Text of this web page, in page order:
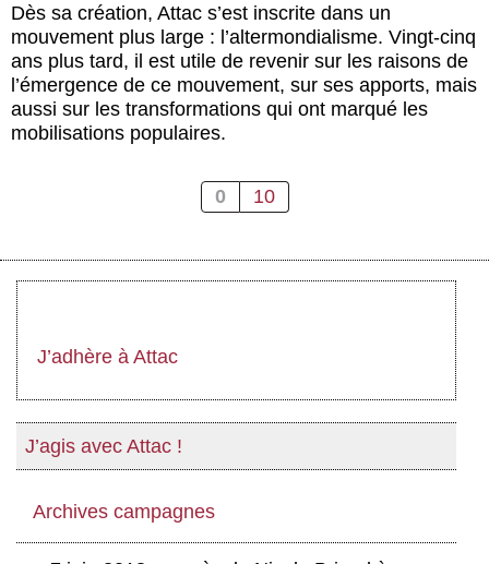
Dès sa création, Attac s’est inscrite dans un
mouvement plus large : l’altermondialisme. Vingt-cinq
ans plus tard, il est utile de revenir sur les raisons de
l’émergence de ce mouvement, sur ses apports, mais
aussi sur les transformations qui ont marqué les
mobilisations populaires.
0 10
J’adhère à Attac
J’agis avec Attac !
Archives campagnes